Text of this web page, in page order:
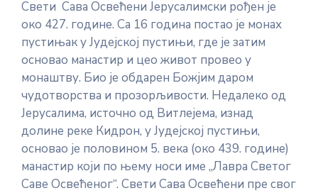
Свети Сава Освећени Јерусалимски рођен је
око 427. године. Са 16 година постао је монах
пустињак у Јудејској пустињи, где је затим
основао манастир и цео живот провео у
монаштву. Био је обдарен Божјим даром
чудотворства и прозорљивости. Недалеко од
Јерусалима, источно од Витлејема, изнад
долине реке Кидрон, у Јудејској пустињи,
основао је половином 5. века (око 439. године)
манастир који по њему носи име „Лавра Светог
Саве Освећеног“. Свети Сава Освећени пре свог